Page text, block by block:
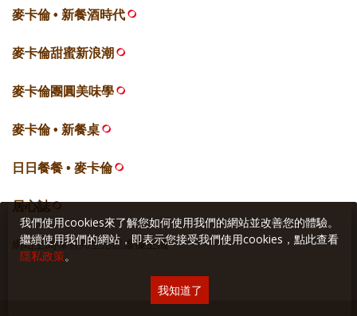
麥卡倫 • 新餐酒時代
麥卡倫甜蜜新浪潮
麥卡倫團圓美味學
麥卡倫 • 新餐桌
日日餐餐 • 麥卡倫
居心誌
網站空間採智邦生活館 虛擬主機
我們使用cookies來了解您如何使用我們的網站並改善您的體驗。
繼續使用我們的網站，即表示您接受我們使用cookies，點此查看
隱私政策。
我知道了